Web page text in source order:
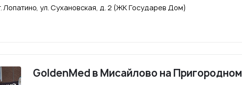
Лопатино, ул. Сухановская, д. 2 (ЖК Государев Дом)
GoldenMed в Мисайлово на Пригородном